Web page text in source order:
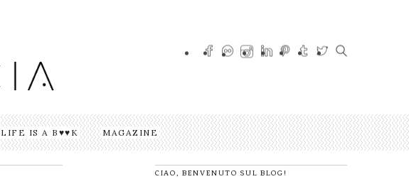
LIFE IS A B♥♥K MAGAZINE
CIAO, BENVENUTO SUL BLOG!